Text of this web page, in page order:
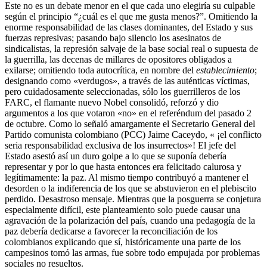
Este no es un debate menor en el que cada uno elegiría su culpable
según el principio “¿cuál es el que me gusta menos?”. Omitiendo la
enorme responsabilidad de las clases dominantes, del Estado y sus
fuerzas represivas; pasando bajo silencio los asesinatos de
sindicalistas, la represión salvaje de la base social real o supuesta de
la guerrilla, las decenas de millares de opositores obligados a
exilarse; omitiendo toda autocrítica, en nombre del establecimiento;
designando como «verdugos», a través de las auténticas víctimas,
pero cuidadosamente seleccionadas, sólo los guerrilleros de los
FARC, el flamante nuevo Nobel consolidó, reforzó y dio
argumentos a los que votaron «no» en el referéndum del pasado 2
de octubre. Como lo señaló amargamente el Secretario General del
Partido comunista colombiano (PCC) Jaime Caceydo, « ¡el conflicto
seria responsabilidad exclusiva de los insurrectos»! El jefe del
Estado asestó así un duro golpe a lo que se suponía debería
representar y por lo que hasta entonces era felicitado calurosa y
legítimamente: la paz. Al mismo tiempo contribuyó a mantener el
desorden o la indiferencia de los que se abstuvieron en el plebiscito
perdido. Desastroso mensaje. Mientras que la posguerra se conjetura
especialmente difícil, este planteamiento solo puede causar una
agravación de la polarización del país, cuando una pedagogía de la
paz debería dedicarse a favorecer la reconciliación de los
colombianos explicando que sí, históricamente una parte de los
campesinos tomó las armas, fue sobre todo empujada por problemas
sociales no resueltos.